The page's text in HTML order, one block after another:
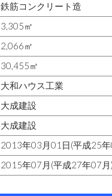
鉄筋コンクリート造
3,305㎡
2,066㎡
30,455㎡
大和ハウス工業
大成建設
大成建設
2013年03月01日(平成25
2015年07月(平成27年07月)